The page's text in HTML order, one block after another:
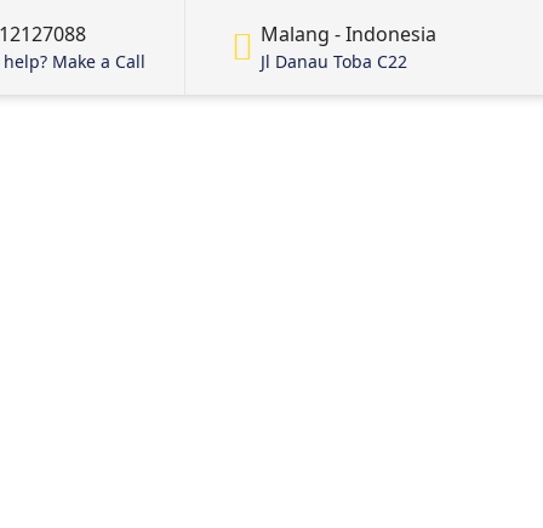
Make a Call
Malang - Indonesia
Jl Danau Toba C22